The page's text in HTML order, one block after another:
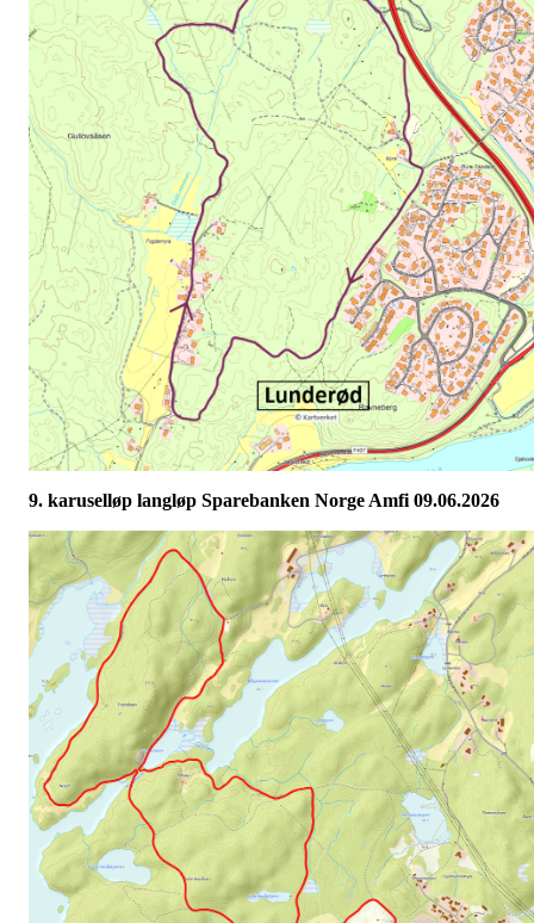
9. karuselløp langløp Sparebanken Norge Amfi 09.06.2026